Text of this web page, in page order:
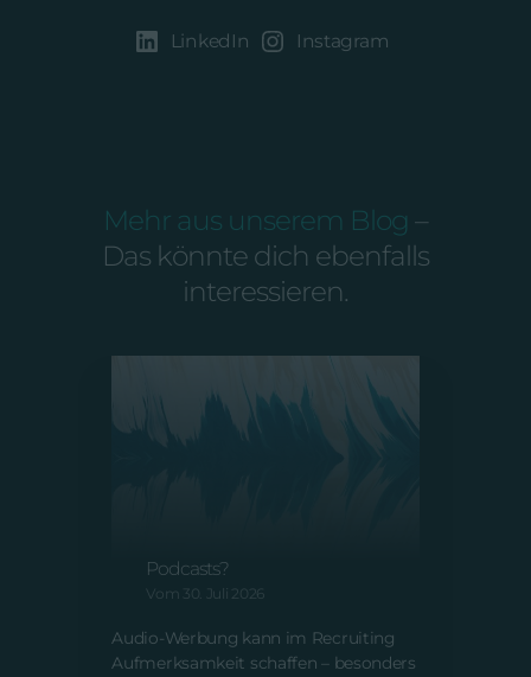
LinkedIn Instagram
Mehr aus unserem Blog –
Das könnte dich ebenfalls
interessieren.
Podcasts?
Vom 30. Juli 2026
Audio-Werbung kann im Recruiting
Aufmerksamkeit schaffen – besonders